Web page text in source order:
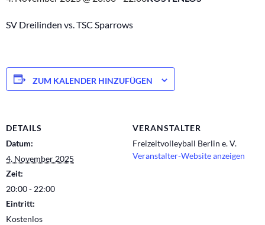
SV Dreilinden vs. TSC Sparrows
ZUM KALENDER HINZUFÜGEN
DETAILS
Datum:
4. November 2025
Zeit:
20:00 - 22:00
Eintritt:
Kostenlos
VERANSTALTER
Freizeitvolleyball Berlin e. V.
Veranstalter-Website anzeigen